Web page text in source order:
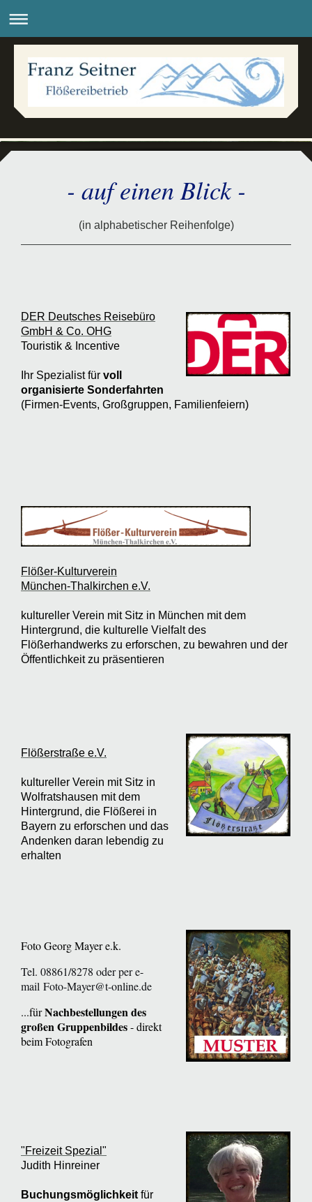
- auf einen Blick -
(in alphabetischer Reihenfolge)
DER Deutsches Reisebüro
GmbH & Co. OHG
Touristik & Incentive
Ihr Spezialist für voll
organisierte Sonderfahrten
(Firmen-Events, Großgruppen, Familienfeiern)
Flößer-Kulturverein
München-Thalkirchen e.V.
kultureller Verein mit Sitz in München mit dem
Hintergrund, die kulturelle Vielfalt des
Flößerhandwerks zu erforschen, zu bewahren und der
Öffentlichkeit zu präsentieren
Flößerstraße e.V.
kultureller Verein mit Sitz in
Wolfratshausen mit dem
Hintergrund, die Flößerei in
Bayern zu erforschen und das
Andenken daran lebendig zu
erhalten
Foto Georg Mayer e.k.
Tel. 08861/8278 oder per e-
mail Foto-Mayer@t-online.de
...fürNachbestellungen des
großen Gruppenbildes- direkt
beim Fotografen
"Freizeit Spezial"
Judith Hinreiner
Buchungsmöglichkeit für